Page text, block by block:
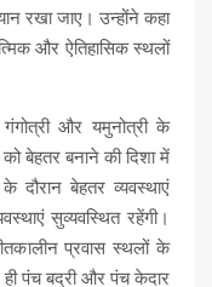
रखा जाए। उन्होंने कहा
और ऐतिहासिक स्थलों
और यमुनोत्री के
बेहतर बनाने की दिशा में
दौरान बेहतर व्यवस्थाएं
सुव्यवस्थित रहेंगी।
प्रवास स्थलों के
पंच बद्री और पंच केदार